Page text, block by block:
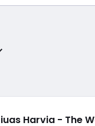
Harvia - The